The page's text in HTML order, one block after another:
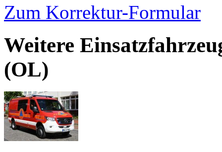
Zum Korrektur-Formular
Weitere
(OL)